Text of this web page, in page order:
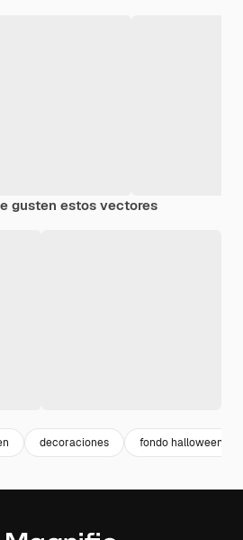
gusten estos vectores
decoraciones fondo halloween